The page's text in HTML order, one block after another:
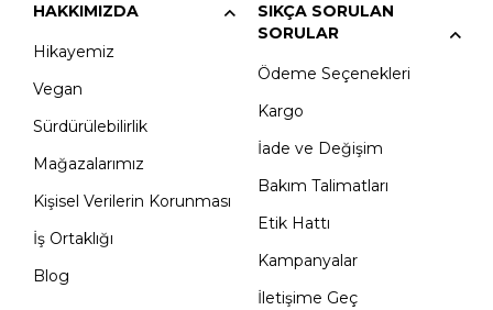
HAKKIMIZDA
Hikayemiz
Vegan
Sürdürülebilirlik
Mağazalarımız
Kişisel Verilerin Korunması
İş Ortaklığı
Blog
SIKÇA SORULAN
SORULAR
Ödeme Seçenekleri
Kargo
İade ve Değişim
Bakım Talimatları
Etik Hattı
Kampanyalar
İletişime Geç